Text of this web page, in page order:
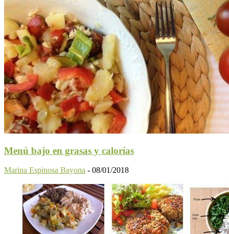
Menú bajo en grasas y calorías
Marina Espinosa Bayona - 08/01/2018